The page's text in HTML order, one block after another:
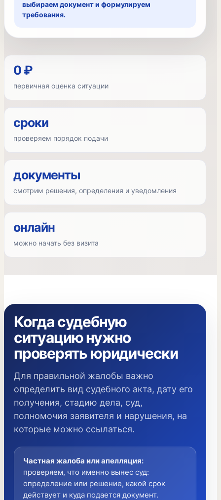
выбираем документ и формулируем
требования.
0 ₽
первичная оценка ситуации
сроки
проверяем порядок подачи
документы
смотрим решения, определения и уведомления
онлайн
можно начать без визита
Когда судебную
ситуацию нужно
проверять юридически
Для правильной жалобы важно
определить вид судебного акта, дату его
получения, стадию дела, суд,
полномочия заявителя и нарушения, на
которые можно ссылаться.
Частная жалоба или апелляция:
проверяем, что именно вынес суд:
определение или решение, какой срок
действует и куда подается документ.